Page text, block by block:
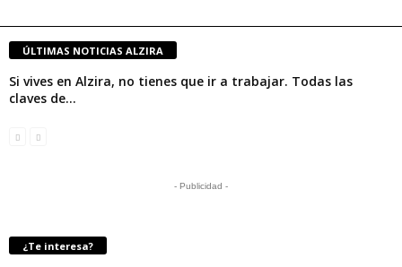
ÚLTIMAS NOTICIAS ALZIRA
Si vives en Alzira, no tienes que ir a trabajar. Todas las
claves de...
- Publicidad -
¿Te interesa?